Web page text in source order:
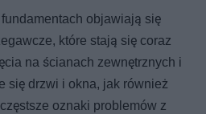
objawiają się
które stają się coraz
na ścianach zewnętrznych i
się drzwi i okna, jak również
oznaki problemów z